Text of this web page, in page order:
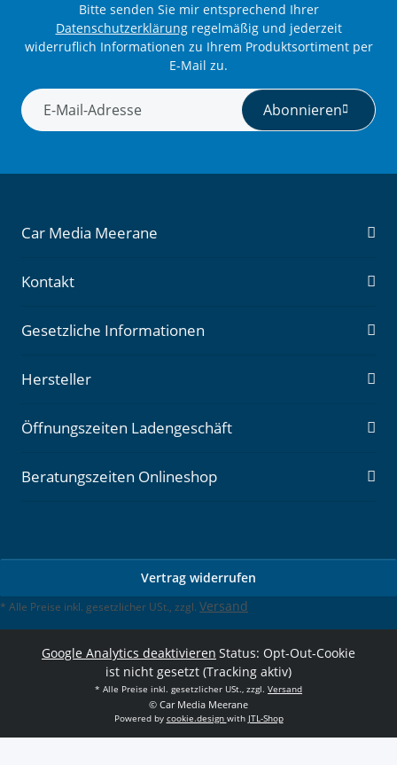
Bitte senden Sie mir entsprechend Ihrer
Datenschutzerklärungregelmäßig und jederzeit
widerruflich Informationen zu Ihrem Produktsortiment per
E-Mail zu.
Abonnieren
Car Media Meerane
Kontakt
Gesetzliche Informationen
Hersteller
Öffnungszeiten Ladengeschäft
Beratungszeiten Onlineshop
Vertrag widerrufen
* Alle Preise inkl. gesetzlicher USt., zzgl. Versand
Google Analytics deaktivieren Status: Opt-Out-Cookie
ist nicht gesetzt (Tracking aktiv)
* Alle Preise inkl. gesetzlicher USt., zzgl. Versand
© Car Media Meerane
Powered by cookie.design with JTL-Shop